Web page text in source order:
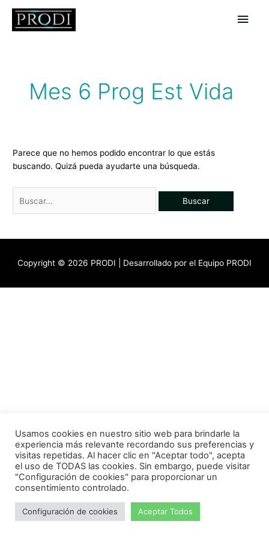
contenido
Mes 6 Prog Est Vida
Parece que no hemos podido encontrar lo que estás
buscando. Quizá pueda ayudarte una búsqueda.
Copyright © 2026 PRODI | Desarrollado por el Equipo PRODI
Usamos cookies en nuestro sitio web para brindarle la
experiencia más relevante recordando sus preferencias y
visitas repetidas. Al hacer clic en "Aceptar todo", acepta
el uso de TODAS las cookies. Sin embargo, puede visitar
"Configuración de cookies" para proporcionar un
consentimiento controlado.
Configuración de cookies Aceptar Todos